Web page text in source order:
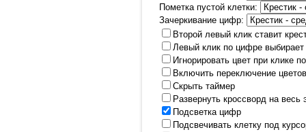
Пометка пустой клетки:
Зачеркивание цифр:
Второй левый клик ставит
Левый клик по цифре выбирает
Игнорировать цвет при клике
Включить переключение
Скрыть таймер
Развернуть кроссворд на
Подсветка цифр
Подсвечивать клетку под